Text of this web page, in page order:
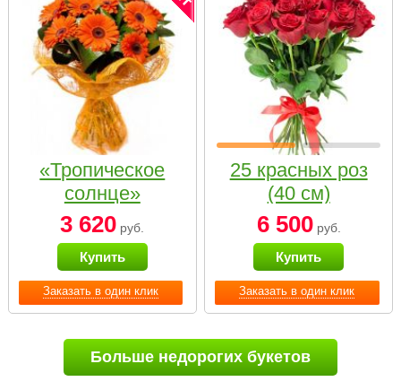
Заказать в один клик
«Тропическое
солнце»
3 620 руб.
Купить
Заказать в один клик
25 красных роз
(40 см)
6 500руб.
Купить
Больше недорогих букетов